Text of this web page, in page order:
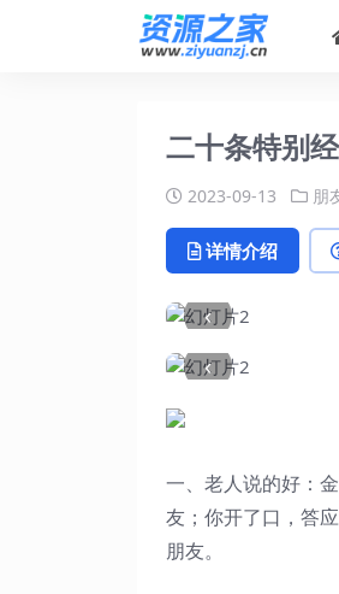
二十条特别
2023-09-13 朋
详情介绍
‹
‹
一、老人说的好：
友；你开了口，答
朋友。